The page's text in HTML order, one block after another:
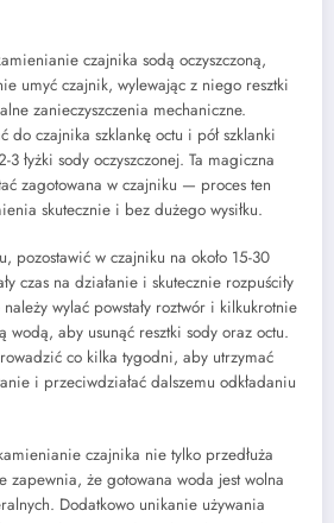
czajnika sodą oczyszczoną,
umyć czajnik, wylewając z niego resztki
zanieczyszczenia mechaniczne.
do czajnika szklankę octu i pół szklanki
łyżki sody oczyszczonej. Ta magiczna
zagotowana w czajniku — proces ten
skutecznie i bez dużego wysiłku.
pozostawić w czajniku na około 15-30
czas na działanie i skutecznie rozpuściły
wylać powstały roztwór i kilkukrotnie
wodą, aby usunąć resztki sody oraz octu.
co kilka tygodni, aby utrzymać
i przeciwdziałać dalszemu odkładaniu
czajnika nie tylko przedłuża
zapewnia, że gotowana woda jest wolna
Dodatkowo unikanie używania